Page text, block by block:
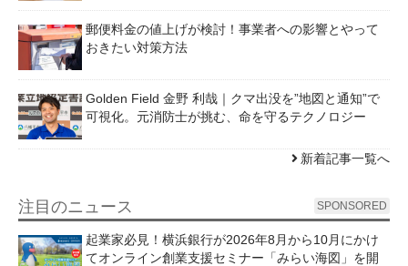
郵便料金の値上げが検討！事業者への影響とやって
おきたい対策方法
Golden Field 金野 利哉｜クマ出没を”地図と通知”で
可視化。元消防士が挑む、命を守るテクノロジー
新着記事一覧へ
注目のニュース SPONSORED
起業家必見！横浜銀行が2026年8月から10月にかけ
てオンライン創業支援セミナー「みらい海図」を開